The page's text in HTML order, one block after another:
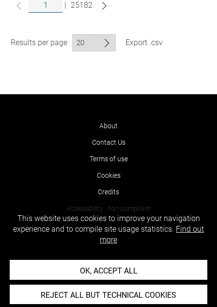
| 25182
Results per page Export .csv
About
Contact Us
Terms of use
Cookies
Credits
Accessibility : non compliant
This website uses cookies to improve your navigation
experience and to compile site usage statistics. Find out
more
OK, ACCEPT ALL
REJECT ALL BUT TECHNICAL COOKIES